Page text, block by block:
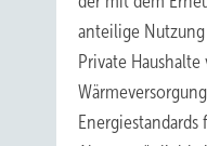
anteilige
Private